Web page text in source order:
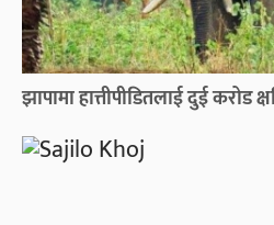
झापामा हात्तीपीडितलाई दुई करोड